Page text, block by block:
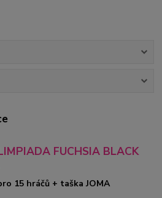
FUCHSIA BLACK
15 hráčů + taška JOMA